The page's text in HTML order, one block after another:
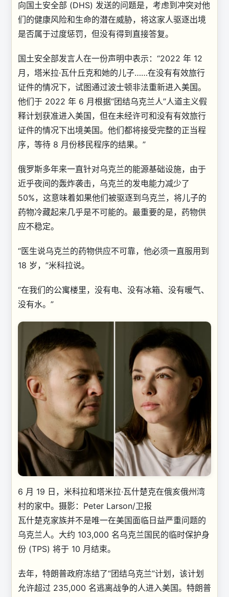
向国土安全部 (DHS) 发送的问题是，考虑到冲突对他
们的健康风险和生命的潜在威胁，将这家人驱逐出境
是否属于过度惩罚，但没有得到直接答复。
国土安全部发言人在一份声明中表示：“2022 年 12
月，塔米拉·瓦什丘克和她的儿子……在没有有效旅行
证件的情况下，试图通过波士顿非法重新进入美国。
他们于 2022 年 6 月根据“团结乌克兰人”人道主义假
释计划获准进入美国，但在未经许可和没有有效旅行
证件的情况下出境美国。他们都将接受完整的正当程
序，等待 8 月份移民程序的结果。”
俄罗斯多年来一直针对乌克兰的能源基础设施，由于
近乎夜间的轰炸袭击，乌克兰的发电能力减少了
50%，这意味着如果他们被驱逐到乌克兰，将儿子的
药物冷藏起来几乎是不可能的。最重要的是，药物供
应不稳定。
“医生说乌克兰的药物供应不可靠，他必须一直服用到
18 岁，”米科拉说。
“在我们的公寓楼里，没有电、没有冰箱、没有暖气、
没有水。”
6 月 19 日，米科拉和塔米拉·瓦什楚克在俄亥俄州湾
村的家中。 摄影：Peter Larson/卫报
瓦什楚克家族并不是唯一在美国面临日益严重问题的
乌克兰人。大约 103,000 名乌克兰国民的临时保护身
份 (TPS) 将于 10 月结束。
去年，特朗普政府冻结了“团结乌克兰”计划，该计划
允许超过 235,000 名逃离战争的人进入美国。特朗普